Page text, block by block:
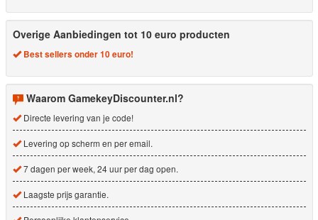
Overige Aanbiedingen tot 10 euro producten
Best sellers onder 10 euro!
Waarom GamekeyDiscounter.nl?
Directe levering van je code!
Levering op scherm en per email.
7 dagen per week, 24 uur per dag open.
Laagste prijs garantie.